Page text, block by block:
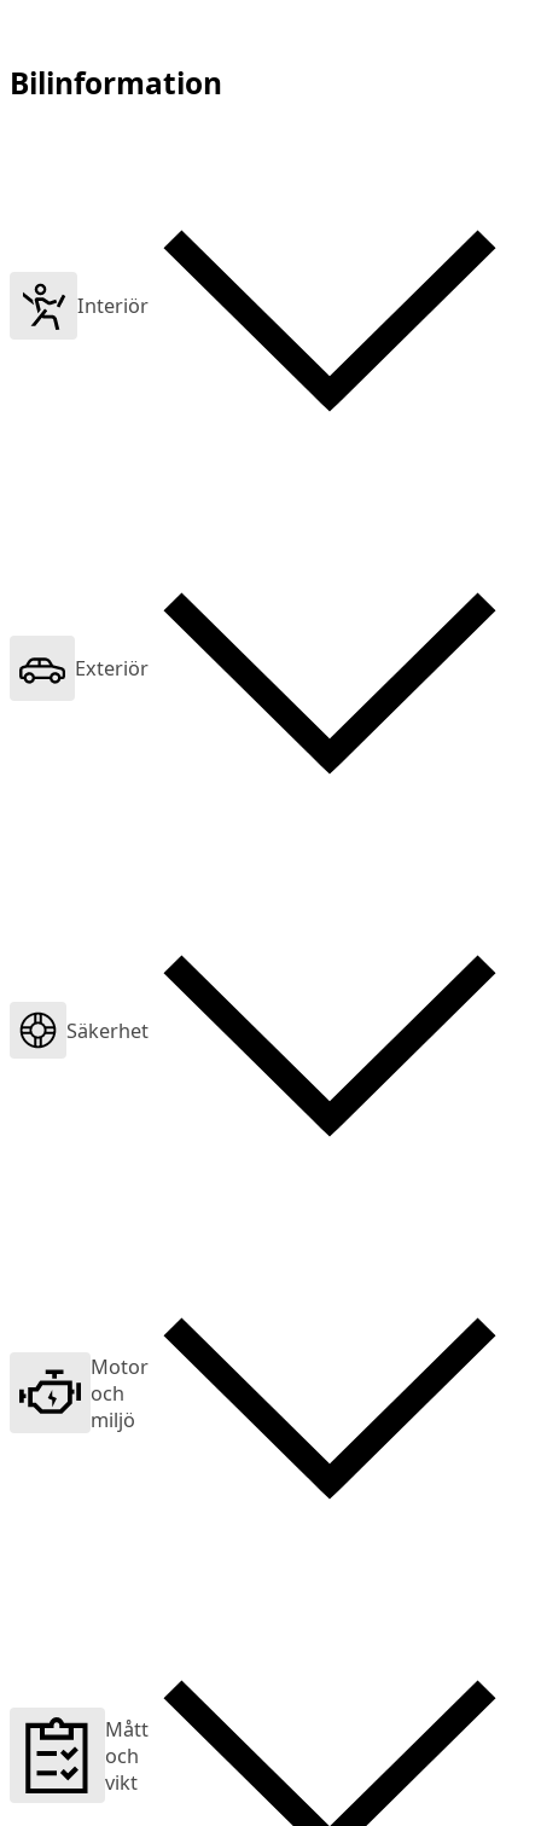
Bilinformation
Interiör
Exteriör
Säkerhet
Motor
och
miljö
Mått
och
vikt